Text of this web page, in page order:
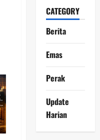
CATEGORY
Berita
Emas
Perak
Update
Harian